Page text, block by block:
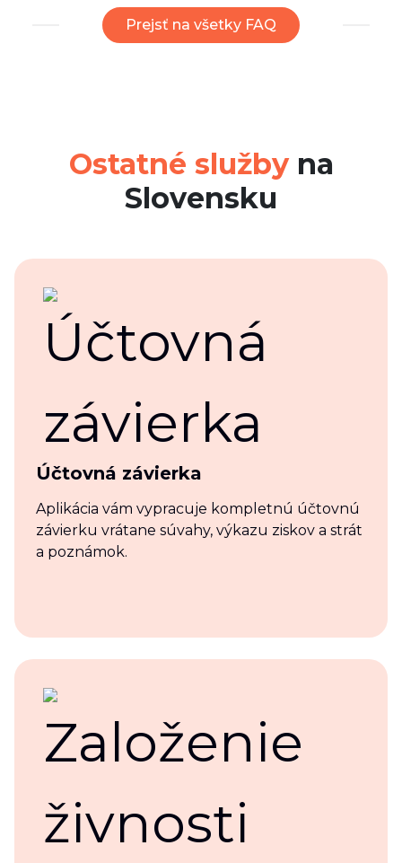
Prejsť na všetky FAQ
Ostatné službyna
Slovensku
Účtovná závierka
Aplikácia vám vypracuje kompletnú účtovnú
závierku vrátane súvahy, výkazu ziskov a strát
a poznámok.